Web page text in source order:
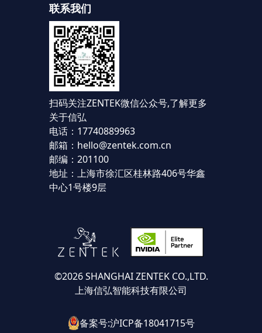
联系我们
扫码关注ZENTEK微信公众号,了解更多
关于信弘
电话：17740889963
邮箱：hello@zentek.com.cn
邮编：201100
地址：上海市徐汇区桂林路406号华鑫
中心1号楼9层
©2026 SHANGHAI ZENTEK CO.,LTD.
上海信弘智能科技有限公司
备案号:沪ICP备18041715号